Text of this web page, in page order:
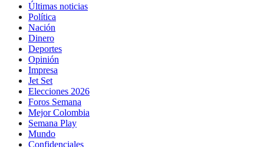
Últimas noticias
Política
Nación
Dinero
Deportes
Opinión
Impresa
Jet Set
Elecciones 2026
Foros Semana
Mejor Colombia
Semana Play
Mundo
Confidenciales